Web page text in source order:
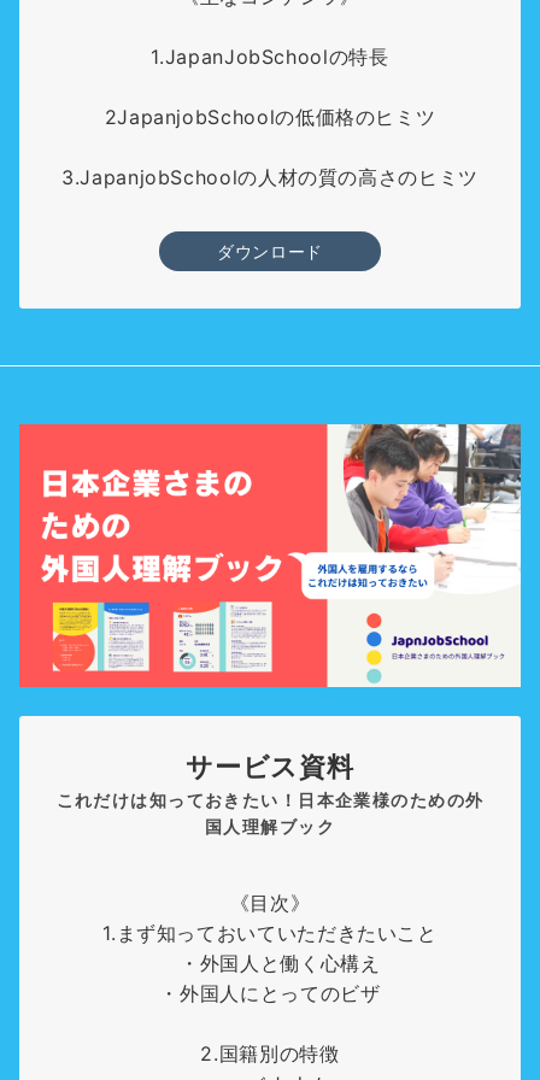
1.JapanJobSchoolの特長
2JapanjobSchoolの低価格のヒミツ
3.JapanjobSchoolの人材の質の高さのヒミツ
ダウンロード
サービス資料
これだけは知っておきたい！日本企業様のための外
国人理解ブック
《目次》
1.まず知っておいていただきたいこと
・外国人と働く心構え
・外国人にとってのビザ
2.国籍別の特徴